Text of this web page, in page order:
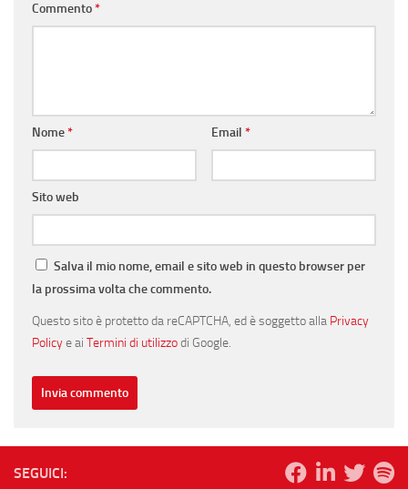
Commento*
Nome* Email *
Sito web
Salva il mio nome, email e sito web in questo browser per
la prossima volta che commento.
Questo sito è protetto da reCAPTCHA, ed è soggetto alla Privacy
Policye ai Termini di utilizzodi Google.
SEGUICI: